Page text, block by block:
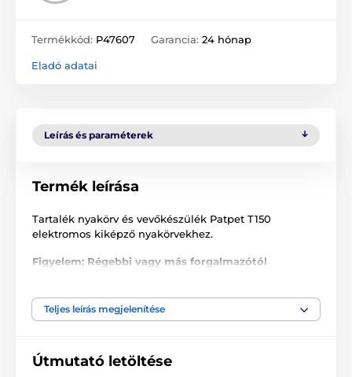
Termékkód: P47607 Garancia: 24 hónap
Eladó adatai
Leírás és paraméterek
Termék leírása
Tartalék nyakörv és vevőkészülék Patpet T150
elektromos kiképző nyakörvekhez.
Figyelem: Régebbi vagy más forgalmazótól
nem állítható.
Teljes leírás megjelenítése
Útmutató letöltése